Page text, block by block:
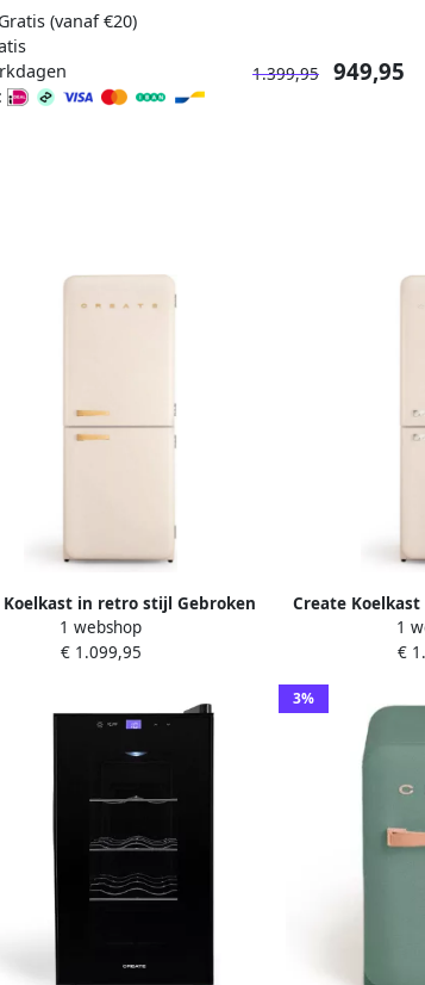
(vanaf €20)
1.399,95 949,95
Koelkast in retro stijl Gebroken
FRIDGE RETRO COMBI 401 L
1 webshop
€ 1.099,95
Create
RETRO
1
€
3%